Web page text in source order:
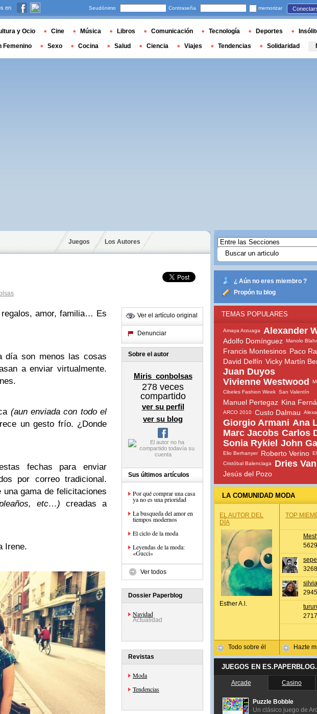
Juegos Los Autores
amor, familia… Es
día son menos las cosas
a enviar virtualmente.
(aun enviada con todo el
un gesto frío. ¿Donde
fechas para enviar
por correo tradicional.
gama de felicitaciones
etc…) creadas a
Irene.
Ver el artículo original
Denunciar
Sobre el autor
Miris_conbolsas
278 veces
compartido
ver su perfil
ver su blog
Sus últimos artículos
Por qué comprar una casa
ya no es una prioridad
La busqueda del amor en
tiempos modernos
El ciclo de la moda
Leyendas de la moda:
«Gucci»
Ver todos
Dossier Paperblog
Navidad
Actualidad
Revistas
Moda
Tendencias
¿ Aún no eres miembro ?
Propón tu blog
TEMAS POPULARES
Amaya Arzuaga Alexander
Adolfo Domínguez Manolo
Francis Montesinos Paco
David Delfín Vicky Martín
Juan Duyos
Vivienne Westwood
Cibeles Fashion Week San Valentín
Manuel Pertegaz Kina
ARCO 2010 Custo Dalmau
Giorgio Armani Ana
Marc Jacobs Carlos
Sonia Rykiel John
Elio Berhanyer Roberto Verino
Cristóbal Balenciaga
Dries
Jesús del Pozo
LA COMUNIDAD MODA
EL AUTOR DEL
DÍA
Esther A.l.
Todo sobre él
TOP
Hazte
JUEGOS EN
Arcade Casino
Puzzle Bobble
Un clásico juego de
en Seudónimo Contraseña memorizar
y Ocio Cine Música Libros Comunicación Tecnología Deportes
Femenino Sexo Cocina Salud Ciencia Viajes Tendencias Solidaridad